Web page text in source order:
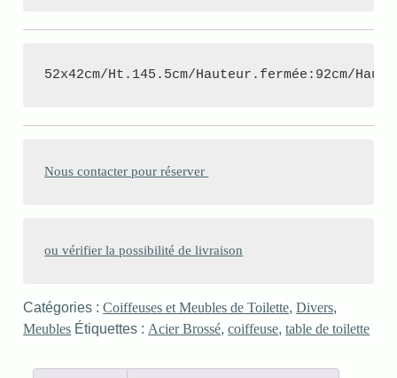
52x42cm/Ht.145.5cm/Hauteur.fermée:92cm/
Nous contacter pour réserver
ou vérifier la possibilité de livraison
Catégories :Coiffeuses et Meubles de Toilette,Divers,
Meubles Étiquettes : Acier Brossé,coiffeuse,table de toilette